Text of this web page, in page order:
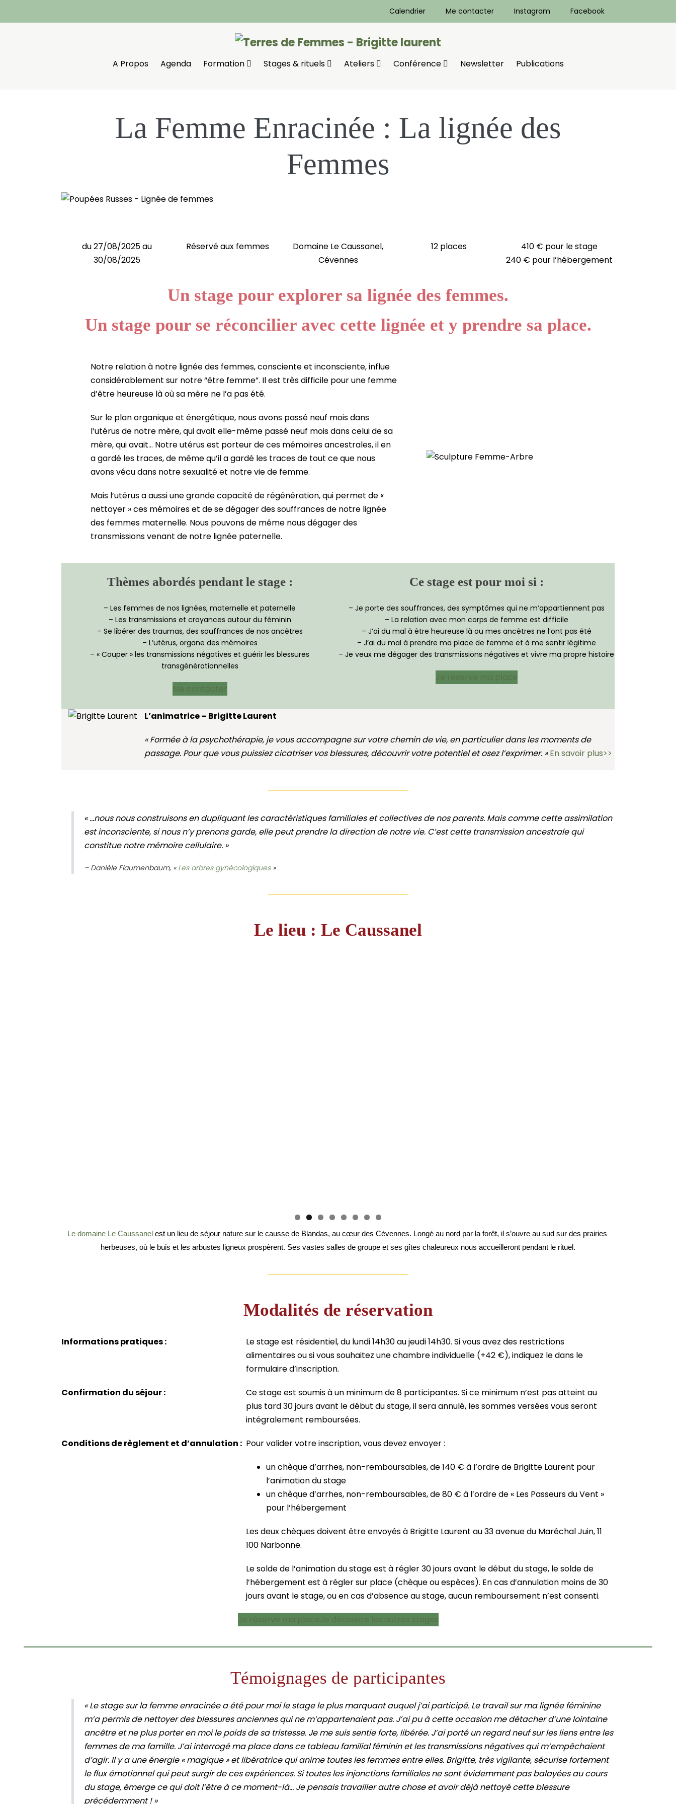
au
Calendrier Me contacter Instagram Facebook
A Propos Agenda Formation Stages & rituels Ateliers Conférence Newsletter Publications
La Femme Enracinée : La lignée des
Femmes
du 27/08/2025 au
30/08/2025
Réservé aux femmes
Domaine Le Caussanel,
Cévennes
12 places
410 € pour le stage
240 € pour l’hébergement
Un stage pour explorer sa lignée des femmes.
Un stage pour se réconcilier avec cette lignée et y prendre sa place.
Notre relation à notre lignée des femmes, consciente et inconsciente, influe
considérablement sur notre “être femme”. Il est très difficile pour une femme
d’être heureuse là où sa mère ne l’a pas été.
Sur le plan organique et énergétique, nous avons passé neuf mois dans
l’utérus de notre mère, qui avait elle-même passé neuf mois dans celui de sa
mère, qui avait… Notre utérus est porteur de ces mémoires ancestrales, il en
a gardé les traces, de même qu’il a gardé les traces de tout ce que nous
avons vécu dans notre sexualité et notre vie de femme.
Mais l’utérus a aussi une grande capacité de régénération, qui permet de «
nettoyer » ces mémoires et de se dégager des souffrances de notre lignée
des femmes maternelle. Nous pouvons de même nous dégager des
transmissions venant de notre lignée paternelle.
Thèmes abordés pendant le stage :
– Les femmes de nos lignées, maternelle et paternelle
– Les transmissions et croyances autour du féminin
– Se libérer des traumas, des souffrances de nos ancêtres
– L’utérus, organe des mémoires
– « Couper » les transmissions négatives et guérir les blessures
transgénérationnelles
Ce stage est pour moi si :
– Je porte des souffrances, des symptômes qui ne m’appartiennent pas
– La relation avec mon corps de femme est difficile
– J’ai du mal à être heureuse là ou mes ancêtres ne l’ont pas été
– J‘ai du mal à prendre ma place de femme et à me sentir légitime
– Je veux me dégager des transmissions négatives et vivre ma propre histoire
L’animatrice – Brigitte Laurent
« Formée à la psychothérapie, je vous accompagne sur votre chemin de vie, en particulier dans les moments de
passage. Pour que vous puissiez cicatriser vos blessures, découvrir votre potentiel et osez l’exprimer. » En savoir plus>>
« …nous nous construisons en dupliquant les caractéristiques familiales et collectives de nos parents. Mais comme cette assimilation
est inconsciente, si nous n’y prenons garde, elle peut prendre la direction de notre vie. C’est cette transmission ancestrale qui
constitue notre mémoire cellulaire. »
– Danièle Flaumenbaum, « Les arbres gynécologiques»
Le lieu : Le Caussanel
Le domaine Le Caussanel est un lieu de séjour nature sur le causse de Blandas, au cœur des Cévennes. Longé au nord par la forêt, il s’ouvre au sud sur des prairies
herbeuses, où le buis et les arbustes ligneux prospèrent. Ses vastes salles de groupe et ses gîtes chaleureux nous accueilleront pendant le rituel.
Modalités de réservation
Informations pratiques :
Le stage est résidentiel, du lundi 14h30 au jeudi 14h30. Si vous avez des restrictions
alimentaires ou si vous souhaitez une chambre individuelle (+42 €), indiquez le dans le
formulaire d’inscription.
Confirmation du séjour :
Ce stage est soumis à un minimum de 8 participantes. Si ce minimum n’est pas atteint au
plus tard 30 jours avant le début du stage, il sera annulé, les sommes versées vous seront
intégralement remboursées.
Conditions de règlement et d’annulation : Pour valider votre inscription, vous devez envoyer :
un chèque d’arrhes, non-remboursables, de 140 € à l’ordre de Brigitte Laurent pour
l’animation du stage
un chèque d’arrhes, non-remboursables, de 80 € à l’ordre de « Les Passeurs du Vent »
pour l’hébergement
Les deux chèques doivent être envoyés à Brigitte Laurent au 33 avenue du Maréchal Juin, 11
100 Narbonne.
Le solde de l’animation du stage est à régler 30 jours avant le début du stage, le solde de
l’hébergement est à régler sur place (chèque ou espèces). En cas d’annulation moins de 30
jours avant le stage, ou en cas d’absence au stage, aucun remboursement n’est consenti.
Témoignages de participantes
« Le stage sur la femme enracinée a été pour moi le stage le plus marquant auquel j’ai participé. Le travail sur ma lignée féminine
m’a permis de nettoyer des blessures anciennes qui ne m’appartenaient pas. J’ai pu à cette occasion me détacher d’une lointaine
ancêtre et ne plus porter en moi le poids de sa tristesse. Je me suis sentie forte, libérée. J’ai porté un regard neuf sur les liens entre les
femmes de ma famille. J’ai interrogé ma place dans ce tableau familial féminin et les transmissions négatives qui m’empêchaient
d’agir. Il y a une énergie « magique » et libératrice qui anime toutes les femmes entre elles. Brigitte, très vigilante, sécurise fortement
le flux émotionnel qui peut surgir de ces expériences. Si toutes les injonctions familiales ne sont évidemment pas balayées au cours
du stage, émerge ce qui doit l’être à ce moment-là… Je pensais travailler autre chose et avoir déjà nettoyé cette blessure
précédemment ! »